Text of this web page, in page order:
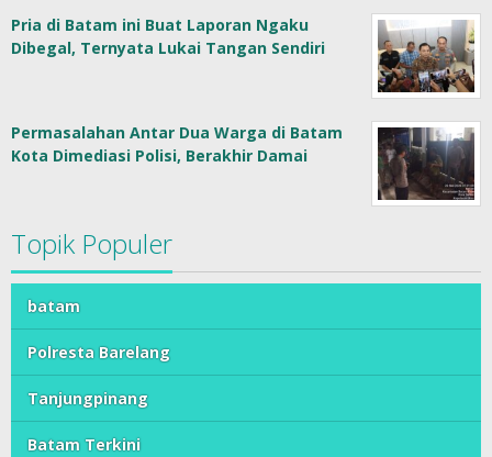
Pria di Batam ini Buat Laporan Ngaku
Dibegal, Ternyata Lukai Tangan Sendiri
Permasalahan Antar Dua Warga di Batam
Kota Dimediasi Polisi, Berakhir Damai
Topik Populer
batam
Polresta Barelang
Tanjungpinang
Batam Terkini